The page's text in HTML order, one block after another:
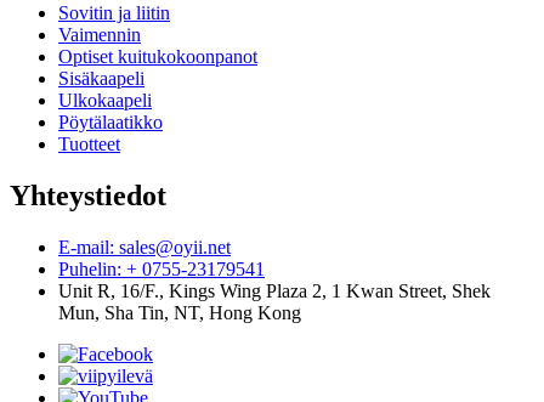
Sovitin ja liitin
Vaimennin
Optiset kuitukokoonpanot
Sisäkaapeli
Ulkokaapeli
Pöytälaatikko
Tuotteet
Yhteystiedot
E-mail: sales@oyii.net
Puhelin: + 0755-23179541
Unit R, 16/F., Kings Wing Plaza 2, 1 Kwan Street, Shek
Mun, Sha Tin, NT, Hong Kong